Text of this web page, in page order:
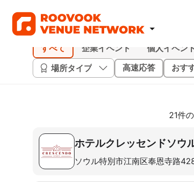
すべて 企業イベント 個人イベント
場所タイプ
高速応答 おす
21件
ホテルクレッセンドソウ
ソウル特別市江南区奉恩寺路